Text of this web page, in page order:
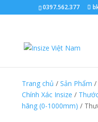
0397.562.377
Trang chủ / Sản Phẩm /
Chính Xác Insize /
hãng (0-1000mm) /